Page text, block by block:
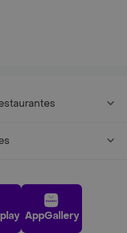
AppGallery